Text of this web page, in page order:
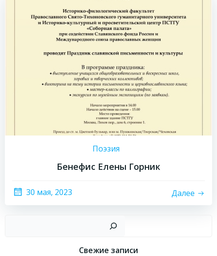
Поэзия
Бенефис Елены Горник
30 мая, 2023 Далее
Свежие записи